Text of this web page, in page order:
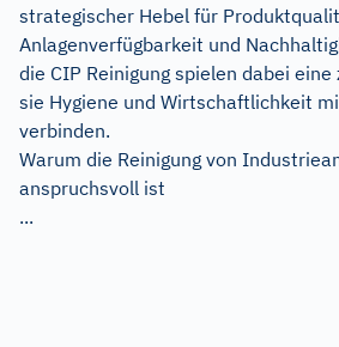
strategischer Hebel für
Anlagenverfügbarkeit und
die CIP Reinigung spielen dabei
sie Hygiene und Wirtschaftlichkeit
verbinden.
Warum die Reinigung von
anspruchsvoll ist
...